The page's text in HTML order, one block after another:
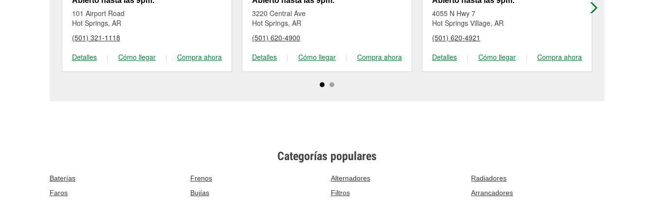
101 Airport Road
Hot Springs, AR
(501) 321-1118
Detalles
| Cómo llegar | Compra ahora
3220 Central Ave
Hot Springs, AR
(501) 620-4900
Detalles
| Cómo llegar | Compra ahora
4055 N Hwy 7
Hot Springs Village, AR
(501) 620-4921
Detalles
| Cómo llegar | Compra ahora
Categorías populares
Baterías Frenos Alternadores
Radiadores
Faros
Bujías Filtros Arrancadores